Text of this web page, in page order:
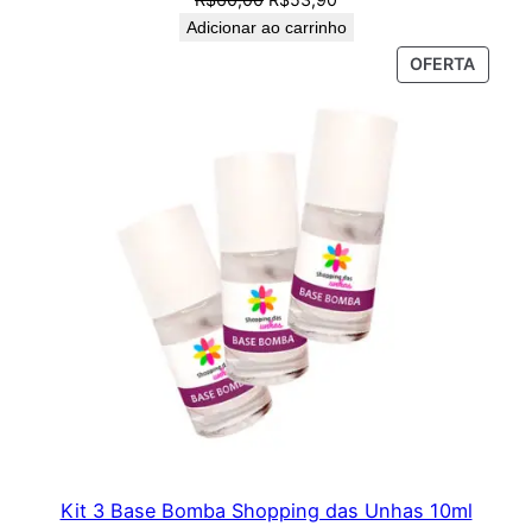
preço
preço
Adicionar ao carrinho
OFERTA
EM
Kit 3 Base Bomba Shopping das Unhas 10ml